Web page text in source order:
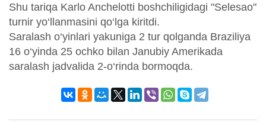
Shu tariqa Karlo Anchelotti boshchiligidagi "Selesao"
turnir yo‘llanmasini qo‘lga kiritdi.
Saralash o‘yinlari yakuniga 2 tur qolganda Braziliya
16 o‘yinda 25 ochko bilan Janubiy Amerikada
saralash jadvalida 2-o‘rinda bormoqda.